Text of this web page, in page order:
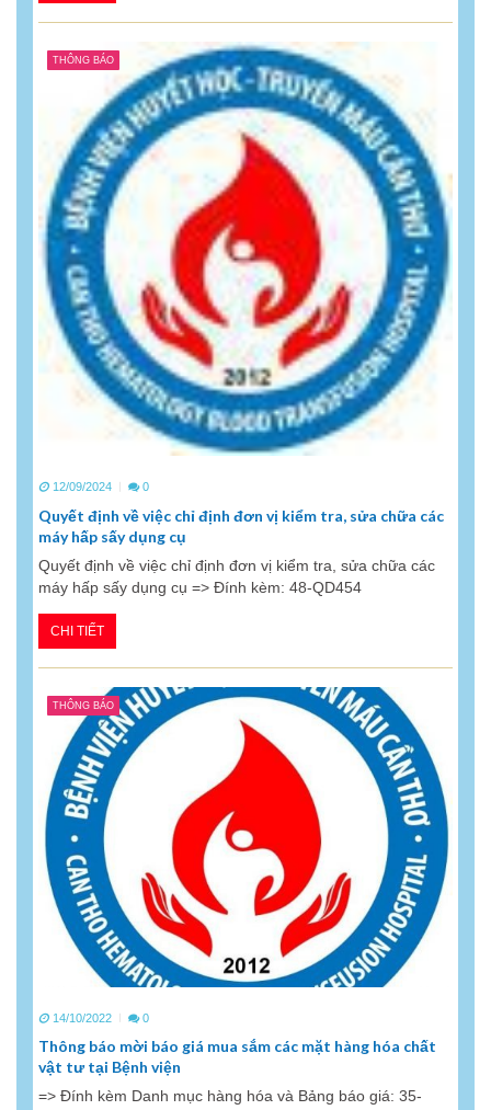
THÔNG BÁO
12/09/2024 0
Quyết định về việc chỉ định đơn vị kiểm tra, sửa chữa các
máy hấp sấy dụng cụ
Quyết định về việc chỉ định đơn vị kiểm tra, sửa chữa các
máy hấp sấy dụng cụ => Đính kèm: 48-QD454
CHI TIẾT
THÔNG BÁO
14/10/2022 0
Thông báo mời báo giá mua sắm các mặt hàng hóa chất
vật tư tại Bệnh viện
=> Đính kèm Danh mục hàng hóa và Bảng báo giá: 35-